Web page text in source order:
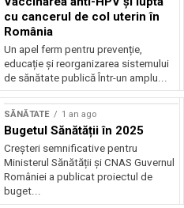
cu cancerul de col uterin în
România
Un apel ferm pentru prevenție,
educație și reorganizarea sistemului
de sănătate publică Într-un amplu...
SĂNĂTATE 1 an ago
Bugetul Sănătății în 2025
Creșteri semnificative pentru
Ministerul Sănătății și CNAS Guvernul
României a publicat proiectul de
buget...